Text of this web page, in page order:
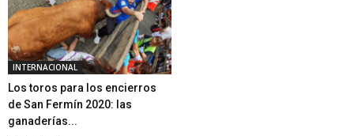
INTERNACIONAL
Los toros para los encierros
de San Fermín 2020: las
ganaderías...